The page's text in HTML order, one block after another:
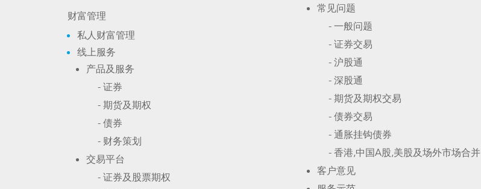
财富管理
私人财富管理
线上服务
产品及服务
- 证券
- 期货及期权
- 债券
- 财务策划
交易平台
- 证券及股票期权
常见问题
- 一般问题
- 证券交易
- 沪股通
- 深股通
- 期货及期权交易
- 债券交易
- 通胀挂钩债券
- 香港,中国A股,美股及场外市场合并
客户意见